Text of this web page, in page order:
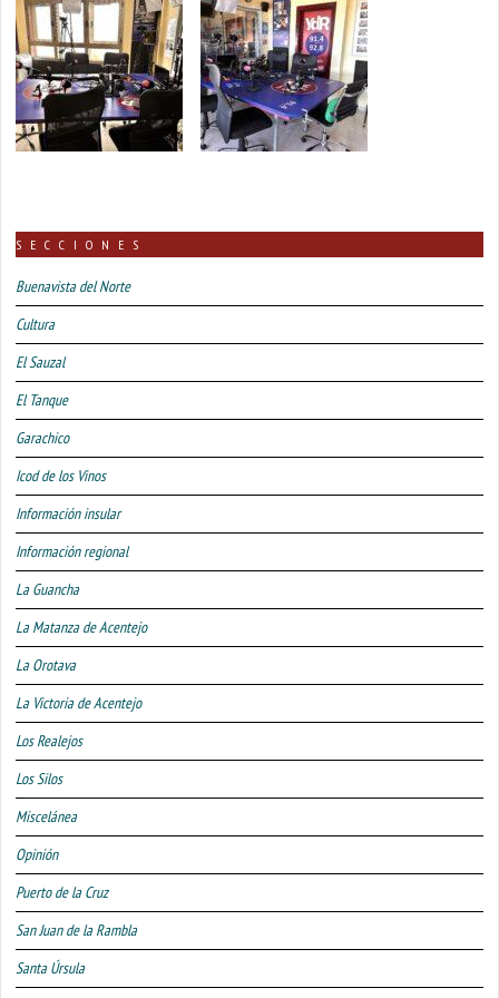
SECCIONES
Buenavista del Norte
Cultura
El Sauzal
El Tanque
Garachico
Icod de los Vinos
Información insular
Información regional
La Guancha
La Matanza de Acentejo
La Orotava
La Victoria de Acentejo
Los Realejos
Los Silos
Miscelánea
Opinión
Puerto de la Cruz
San Juan de la Rambla
Santa Úrsula